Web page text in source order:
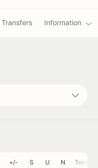
Transfers Information
+/- S U N Tore